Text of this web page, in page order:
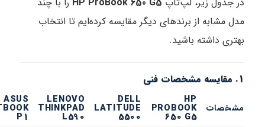
از برندهای دیگر مقایسه کرده‌ایم تا انتخاب
داشته باشید.
PROBOOK
LATITUDE
5500
LENOVO
THINKPAD
L590
ASUS
EXPERTBOOK
P1